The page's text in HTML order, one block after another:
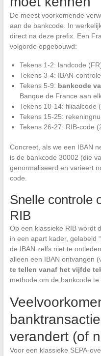
De meest voorkomende
aan de bankcode. In
direct na deze prefix. Een
volgorde opgebouwd:
Tekens 1-2: landcode
Tekens 3-4: IBAN-
Tekens 5-9: bankcode
Banque de France aan
Tekens 10-14: filiaalcode
Tekens 15-25:
Tekens 26-27: RIB-code
Concreet, als we een IBAN
is de bankcode 30002 (die
genormaliseerd en varieert
code.
Snelle controle
RIB
Op een klassieke RIB wordt
in een apart kader, gelabeld
de IBAN zelfs niet te
alleen een IBAN ontvangen
te tellen vanaf het vijfde
methode om de bankcode te
verandert (of
Voor een klassieke SEPA-